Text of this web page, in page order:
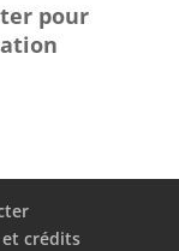
pour
crédits